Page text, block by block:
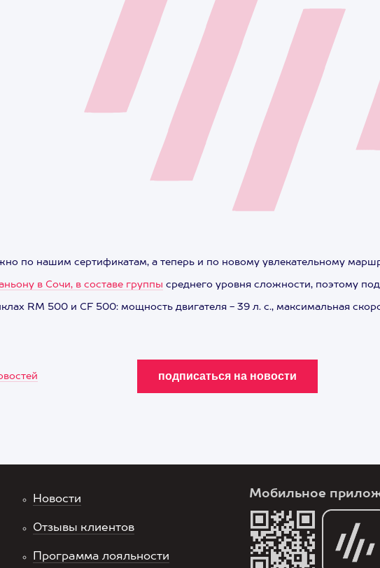
по нашим сертификатам, а теперь и по новому увлекательному
в Сочи, в составе группы среднего уровня сложности, поэтому
RM 500 и CF 500: мощность двигателя - 39 л. с., максимальная
Новости
Отзывы клиентов
Программа лояльности
Мобильное